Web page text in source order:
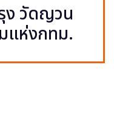
ง วัดญวน
แห่งกทม.